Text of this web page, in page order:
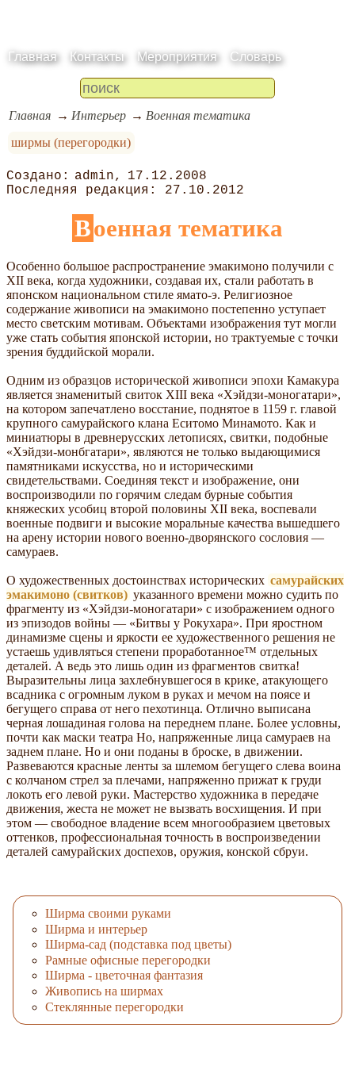
Главная Контакты Мероприятия Словарь
Главная Интерьер
Военная тематика
ширмы (перегородки)
admin
17.12.2008
27.10.2012
Военная тематика
Особенно большое распространение эмакимоно получили с
XII века, когда художники, создавая их, стали работать в
японском национальном стиле ямато-э. Религиозное
содержание живописи на эмакимоно постепенно уступает
место светским мотивам. Объектами изображения тут могли
уже стать события японской истории, но трактуемые с точки
зрения буддийской морали.
Одним из образцов исторической живописи эпохи Камакура
является знаменитый свиток XIII века «Хэйдзи-моногатари»,
на котором запечатлено восстание, поднятое в 1159 г. главой
крупного самурайского клана Еситомо Минамото. Как и
миниатюры в древнерусских летописях, свитки, подобные
«Хэйдзи-монбгатари», являются не только выдающимися
памятниками искусства, но и историческими
свидетельствами. Соединяя текст и изображение, они
воспроизводили по горячим следам бурные события
княжеских усобиц второй половины XII века, воспевали
военные подвиги и высокие моральные качества вышедшего
на арену истории нового военно-дворянского сословия —
самураев.
О художественных достоинствах исторических самурайских
эмакимоно (свитков) указанного времени можно судить по
фрагменту из «Хэйдзи-моногатари» с изображением одного
из эпизодов войны — «Битвы у Рокухара». При яростном
динамизме сцены и яркости ее художественного решения не
устаешь удивляться степени проработанное™ отдельных
деталей. А ведь это лишь один из фрагментов свитка!
Выразительны лица захлебнувшегося в крике, атакующего
всадника с огромным луком в руках и мечом на поясе и
бегущего справа от него пехотинца. Отлично выписана
черная лошадиная голова на переднем плане. Более условны,
почти как маски театра Но, напряженные лица самураев на
заднем плане. Но и они поданы в броске, в движении.
Развеваются красные ленты за шлемом бегущего слева воина
с колчаном стрел за плечами, напряженно прижат к груди
локоть его левой руки. Мастерство художника в передаче
движения, жеста не может не вызвать восхищения. И при
этом — свободное владение всем многообразием цветовых
оттенков, профессиональная точность в воспроизведении
деталей самурайских доспехов, оружия, конской сбруи.
Ширма своими руками
Ширма и интерьер
Ширма-сад (подставка под цветы)
Рамные офисные перегородки
Ширма - цветочная фантазия
Живопись на ширмах
Стеклянные перегородки